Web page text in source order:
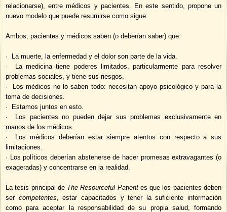
relacionarse), entre médicos y pacientes. En este sentido, propone un
nuevo modelo que puede resumirse como sigue:
Ambos, pacientes y médicos saben (o deberían saber) que:
·
La muerte, la enfermedad y el dolor son parte de la vida.
·
La medicina tiene poderes limitados, particularmente para resolver
problemas sociales, y tiene sus riesgos.
·
Los médicos no lo saben todo: necesitan apoyo psicológico y para la
toma de decisiones.
·
Estamos juntos en esto.
·
Los pacientes no pueden dejar sus problemas exclusivamente en
manos de los médicos.
·
Los médicos deberían estar siempre atentos con respecto a sus
limitaciones.
·
Los políticos deberían abstenerse de hacer promesas extravagantes (o
exageradas) y concentrarse en la realidad.
La tesis principal de The Resourceful Patientes que los pacientes deben
ser competentes , estar capacitados y tener la suficiente información
como para aceptar la responsabilidad de su propia salud, formando